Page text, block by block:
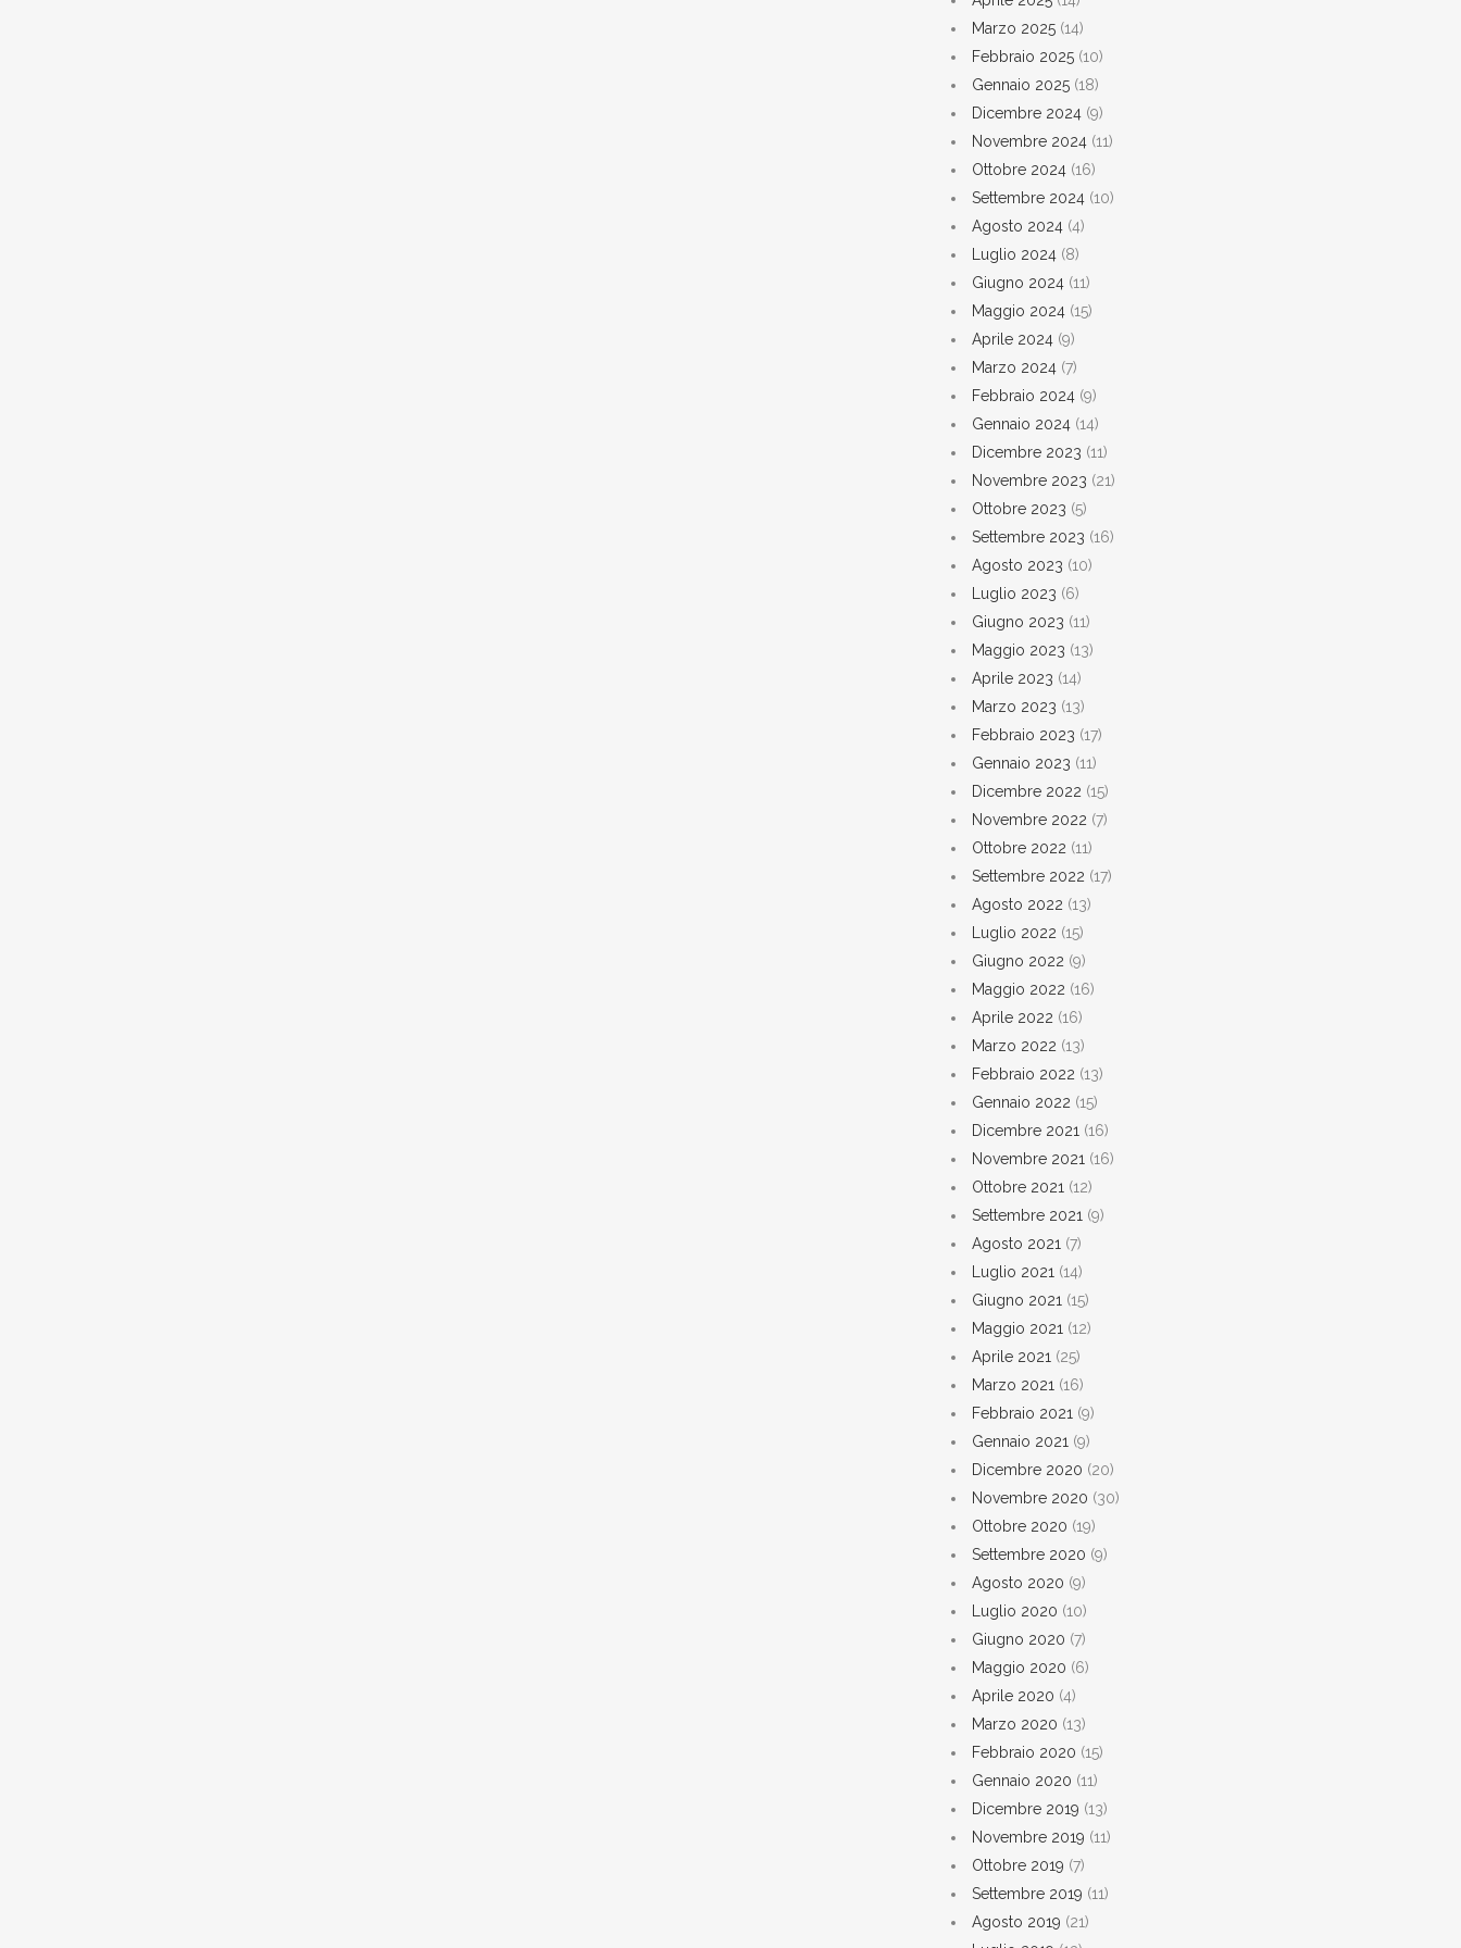
Marzo 2025 (14)
Febbraio 2025 (10)
Gennaio 2025 (18)
Dicembre 2024 (9)
Novembre 2024 (11)
Ottobre 2024 (16)
Settembre 2024 (10)
Agosto 2024 (4)
Luglio 2024 (8)
Giugno 2024 (11)
Maggio 2024 (15)
Aprile 2024 (9)
Marzo 2024 (7)
Febbraio 2024 (9)
Gennaio 2024 (14)
Dicembre 2023 (11)
Novembre 2023 (21)
Ottobre 2023 (5)
Settembre 2023 (16)
Agosto 2023 (10)
Luglio 2023 (6)
Giugno 2023 (11)
Maggio 2023 (13)
Aprile 2023 (14)
Marzo 2023 (13)
Febbraio 2023 (17)
Gennaio 2023 (11)
Dicembre 2022 (15)
Novembre 2022 (7)
Ottobre 2022 (11)
Settembre 2022 (17)
Agosto 2022 (13)
Luglio 2022 (15)
Giugno 2022 (9)
Maggio 2022 (16)
Aprile 2022 (16)
Marzo 2022 (13)
Febbraio 2022 (13)
Gennaio 2022 (15)
Dicembre 2021 (16)
Novembre 2021 (16)
Ottobre 2021 (12)
Settembre 2021 (9)
Agosto 2021 (7)
Luglio 2021 (14)
Giugno 2021 (15)
Maggio 2021 (12)
Aprile 2021 (25)
Marzo 2021 (16)
Febbraio 2021 (9)
Gennaio 2021 (9)
Dicembre 2020 (20)
Novembre 2020 (30)
Ottobre 2020 (19)
Settembre 2020 (9)
Agosto 2020 (9)
Luglio 2020 (10)
Giugno 2020 (7)
Maggio 2020 (6)
Aprile 2020 (4)
Marzo 2020 (13)
Febbraio 2020 (15)
Gennaio 2020 (11)
Dicembre 2019 (13)
Novembre 2019 (11)
Ottobre 2019 (7)
Settembre 2019 (11)
Agosto 2019 (21)